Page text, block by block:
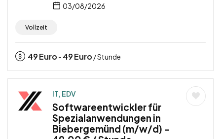
03/08/2026
Vollzeit
49Euro - 49Euro / Stunde
IT, EDV
Softwareentwickler für
Spezialanwendungen in
Biebergemünd (m/w/d) –